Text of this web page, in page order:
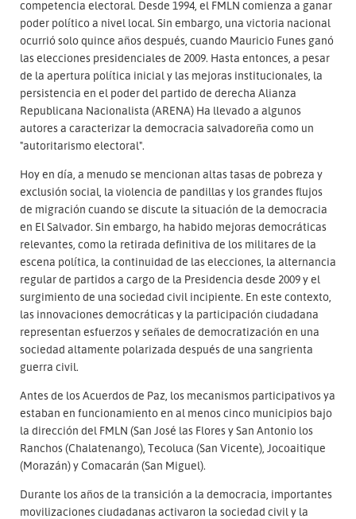
competencia electoral. Desde 1994, el FMLN comienza a ganar
poder político a nivel local. Sin embargo, una victoria nacional
ocurrió solo quince años después, cuando Mauricio Funes ganó
las elecciones presidenciales de 2009. Hasta entonces, a pesar
de la apertura política inicial y las mejoras institucionales, la
persistencia en el poder del partido de derecha Alianza
Republicana Nacionalista (ARENA) Ha llevado a algunos
autores a caracterizar la democracia salvadoreña como un
"autoritarismo electoral".
Hoy en día, a menudo se mencionan altas tasas de pobreza y
exclusión social, la violencia de pandillas y los grandes flujos
de migración cuando se discute la situación de la democracia
en El Salvador. Sin embargo, ha habido mejoras democráticas
relevantes, como la retirada definitiva de los militares de la
escena política, la continuidad de las elecciones, la alternancia
regular de partidos a cargo de la Presidencia desde 2009 y el
surgimiento de una sociedad civil incipiente. En este contexto,
las innovaciones democráticas y la participación ciudadana
representan esfuerzos y señales de democratización en una
sociedad altamente polarizada después de una sangrienta
guerra civil.
Antes de los Acuerdos de Paz, los mecanismos participativos ya
estaban en funcionamiento en al menos cinco municipios bajo
la dirección del FMLN (San José las Flores y San Antonio los
Ranchos (Chalatenango), Tecoluca (San Vicente), Jocoaitique
(Morazán) y Comacarán (San Miguel).
Durante los años de la transición a la democracia, importantes
movilizaciones ciudadanas activaron la sociedad civil y la